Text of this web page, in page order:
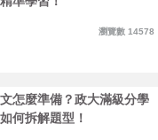
瀏覽數 14578
怎麼準備？政大滿級分學
何拆解題型！